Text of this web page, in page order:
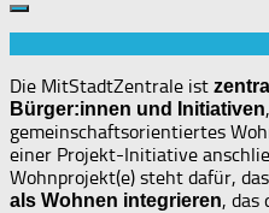
Die MitStadtZentrale ist
Bürger:innen und Initiativen
gemeinschaftsorientiertes
einer Projekt-Initiative
Wohnprojekt(e) steht dafür,
als Wohnen integrieren, das